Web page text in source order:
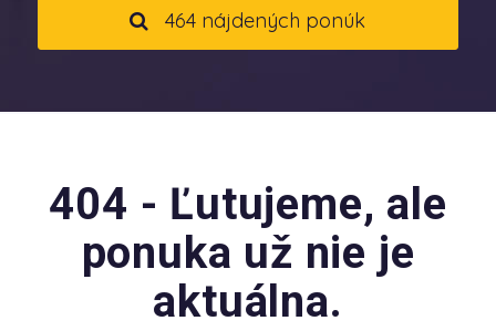
464 nájdených ponúk
404 - Ľutujeme, ale
ponuka už nie je
aktuálna.